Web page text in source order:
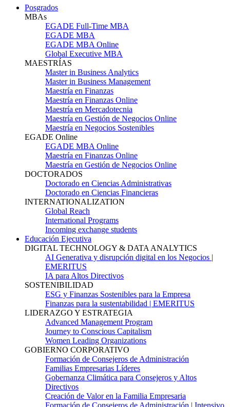
Posgrados
MBAs
EGADE Full-Time MBA
EGADE MBA
EGADE MBA Online
Global Executive MBA
MAESTRÍAS
Master in Business Analytics
Master in Business Management
Maestría en Finanzas
Maestría en Finanzas Online
Maestría en Mercadotecnia
Maestría en Gestión de Negocios Online
Maestría en Negocios Sostenibles
EGADE Online
EGADE MBA Online
Maestría en Finanzas Online
Maestría en Gestión de Negocios Online
DOCTORADOS
Doctorado en Ciencias Administrativas
Doctorado en Ciencias Financieras
INTERNATIONALIZATION
Global Reach
International Programs
Incoming exchange students
Educación Ejecutiva
DIGITAL TECHNOLOGY & DATA ANALYTICS
AI Generativa y disrupción digital en los Negocios |
EMERITUS
IA para Altos Directivos
SOSTENIBILIDAD
ESG y Finanzas Sostenibles para la Empresa
Finanzas para la sustentabilidad | EMERITUS
LIDERAZGO Y ESTRATEGIA
Advanced Management Program
Journey to Conscious Capitalism
Women Leading Organizations
GOBIERNO CORPORATIVO
Formación de Consejeros de Administración
Familias Empresarias Líderes
Gobernanza Climática para Consejeros y Altos
Directivos
Creación de Valor en la Familia Empresaria
Formación de Consejeros de Administración | Intensivo